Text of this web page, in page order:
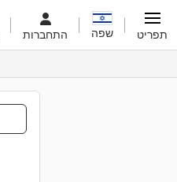
התחברות שפה תפריט